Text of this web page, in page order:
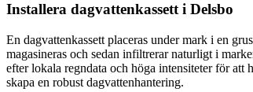
Installera dagvattenkassett i Delsbo
En dagvattenkassett placeras under mark i en
magasineras och sedan infiltrerar naturligt i
efter lokala regndata och höga intensiteter för
skapa en robust dagvattenhantering.